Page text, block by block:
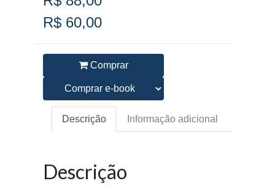
R$ 60,00
Comprar
Descrição Informação adicional
Descrição